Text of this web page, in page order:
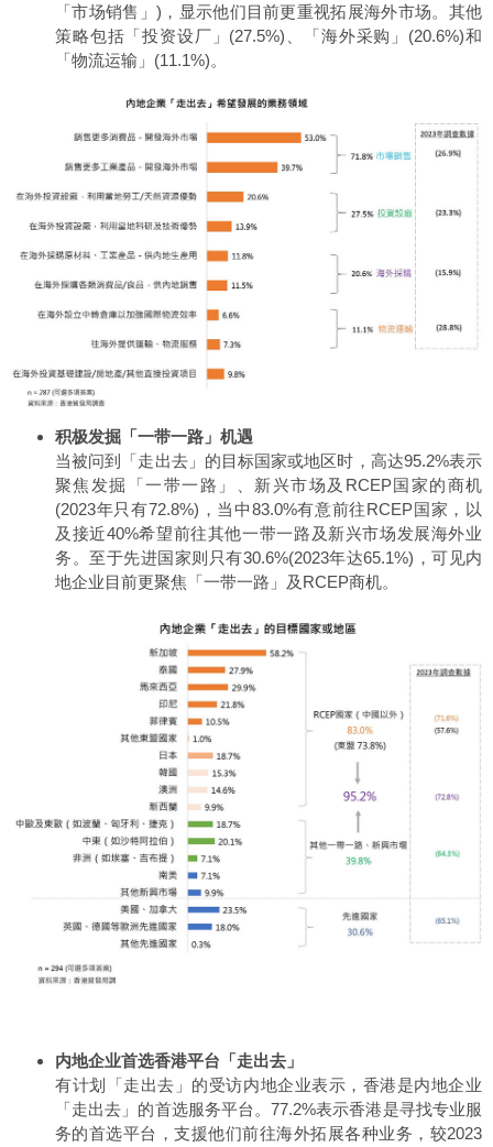
「市场销售」)，显示他们目前更重视拓展海外市场。其他
策略包括「投资设厂」(27.5%)、「海外采购」(20.6%)和
「物流运输」(11.1%)。
积极发掘「一带一路」机遇
当被问到「走出去」的目标国家或地区时，高达95.2%表示
聚焦发掘「一带一路」、新兴市场及RCEP国家的商机
(2023年只有72.8%)，当中83.0%有意前往RCEP国家，以
及接近40%希望前往其他一带一路及新兴市场发展海外业
务。至于先进国家则只有30.6%(2023年达65.1%)，可见内
地企业目前更聚焦「一带一路」及RCEP商机。
内地企业首选香港平台「走出去」
有计划「走出去」的受访内地企业表示，香港是内地企业
「走出去」的首选服务平台。77.2%表示香港是寻找专业服
务的首选平台，支援他们前往海外拓展各种业务，较2023